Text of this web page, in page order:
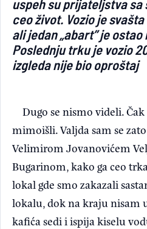
uspeh su prijateljstva sa
ceo život. Vozio je
ali jedan „abart” je
Poslednju trku je vozio
izgleda nije bio oproštaj
Dugo se nismo videli.
mimoišli. Valjda sam se
Velimirom Jovanovićem
Bugarinom, kako ga ceo
lokal gde smo zakazali
lokalu, dok na kraju nisam
kafića sedi i ispija kiselu